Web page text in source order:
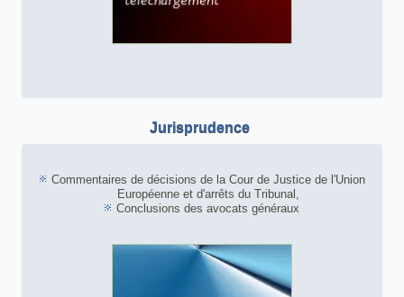
Jurisprudence
Commentaires de décisions de la Cour de Justice de l'Union
Européenne et d'arrêts du Tribunal,
Conclusions des avocats généraux